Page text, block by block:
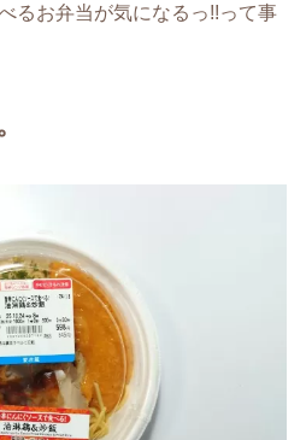
るお弁当が気になるっ!!って事